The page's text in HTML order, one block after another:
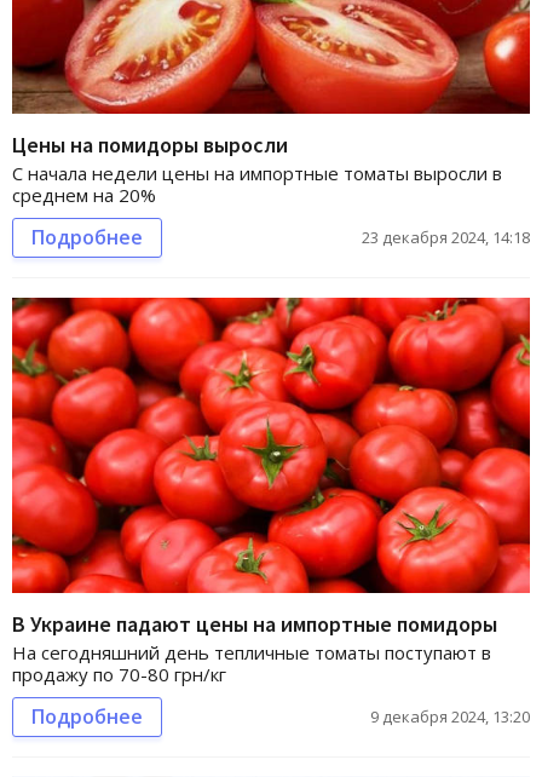
Цены на помидоры выросли
С начала недели цены на импортные томаты выросли в
среднем на 20%
Подробнее 23 декабря 2024, 14:18
В Украине падают цены на импортные помидоры
На сегодняшний день тепличные томаты поступают в
продажу по 70-80 грн/кг
Подробнее 9 декабря 2024, 13:20